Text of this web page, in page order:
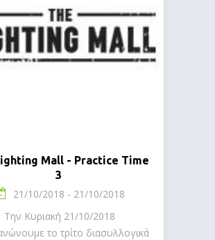
Mall - Practice Time
3
21/10/2018 - 21/10/2018
Την Κυριακή 21/10/2018
το τρίτο διασυλλογικά